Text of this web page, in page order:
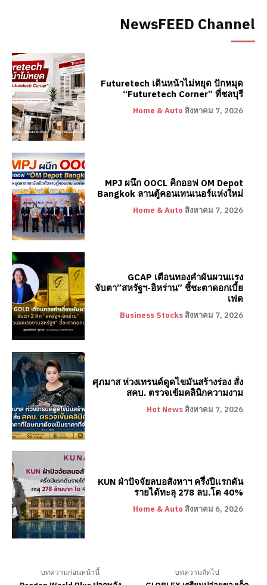
NewsFEED Channel
Futuretech เดินหน้าไม่หยุด ปักหมุด
“Futuretech Corner” ที่ชลบุรี
Home & Auto สิงหาคม 7, 2026
MPJ ผนึก OOCL คิกออฟ OM Depot
Bangkok ลานตู้คอนเทนเนอร์แห่งใหม่
Home & Auto สิงหาคม 7, 2026
GCAP เตือนทองคำผันผวนแรง
จับตา”สหรัฐฯ-อิหร่าน” ชี้ชะตาดอกเบี้ย
เฟด
Business Stocks สิงหาคม 7, 2026
ศุภมาส ห่วงเทรนด์ดูดไขมันสร้างร่อง สั่ง
สคบ. ตรวจเข้มคลินิกความงาม
Hot News สิงหาคม 7, 2026
KUN ฝ่าปัจจัยลบอสังหาฯ ครึ่งปีแรกดัน
รายได้ทะลุ 278 ลบ.โต 40%
Home & Auto สิงหาคม 6, 2026
บทความก่อนหน้านี้ บทความถัดไป